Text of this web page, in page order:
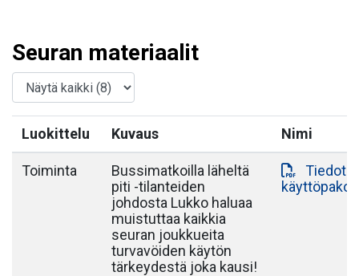
Seuran materiaalit
Luokittelu Kuvaus Nimi
Toiminta
Bussimatkoilla läheltä
piti -tilanteiden
johdosta Lukko haluaa
muistuttaa kaikkia
seuran joukkueita
turvavöiden käytön
tärkeydestä joka kausi!
Tiedote